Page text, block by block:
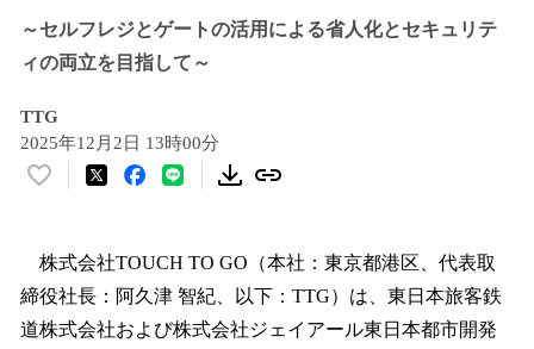
～セルフレジとゲートの活用による省人化とセキュリテ
ィの両立を目指して～
TTG
2025年12月2日 13時00分
い
！
数
を
読
株式会社TOUCH TO GO（本社：東京都港区、代表取
締役社長：阿久津 智紀、以下：TTG）は、東日本旅客鉄
道株式会社および株式会社ジェイアール東日本都市開発